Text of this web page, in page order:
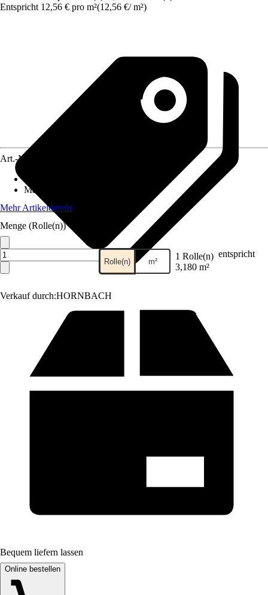
Entspricht 12,56 € pro m²(12,56 €/ m²)
Verkauf durch:HORNBACH
Art.-Nr.
Maße (BxH)
Mehr Artikeldetails
Menge (Rolle(n))
Rolle(n) m² 1 Rolle(n) entspricht
3,180 m²
Bequem liefern lassen
Online bestellen